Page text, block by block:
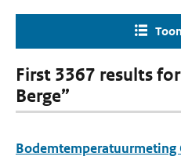
First 3367 results
Berge”
Bodemtemperatuurmeting